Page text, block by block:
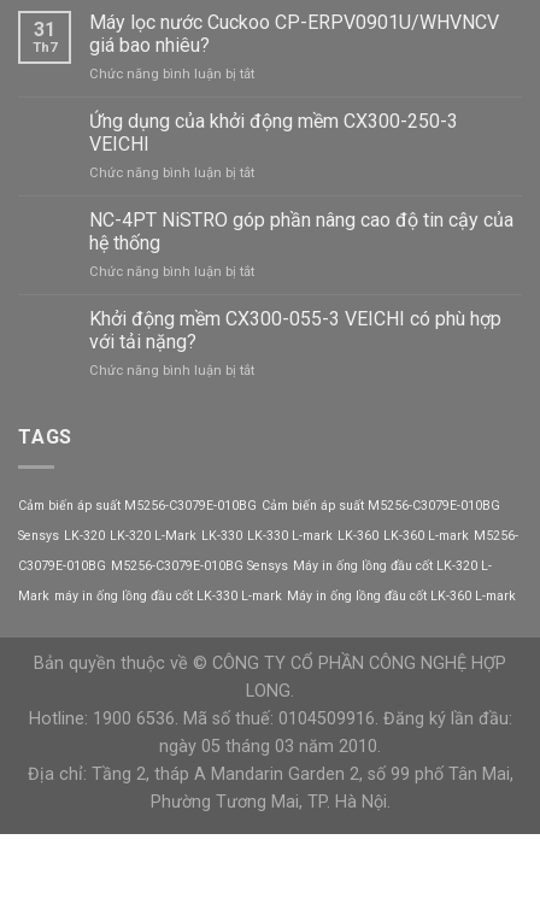
31
Th7
Máy lọc nước Cuckoo CP-ERPV0901U/WHVNCV
giá bao nhiêu?
Chức năng bình luận bị tắtở
lọc
nước
CP-
giá
Ứng dụng của khởi động mềm CX300-250-3
VEICHI
Chức năng bình luận bị tắtở
dụng
của
động
CX300-
VEICHI
NC-4PT NiSTRO góp phần nâng cao độ tin cậy của
hệ thống
Chức năng bình luận bị tắtở
4PT
phần
của
thống
Khởi động mềm CX300-055-3 VEICHI có phù hợp
với tải nặng?
Chức năng bình luận bị tắtở
VEICHI
có
hợp
với
nặng?
TAGS
Cảm biến áp suất M5256-C3079E-010BG Cảm biến áp suất M5256-C3079E-010BG
Sensys LK-320 LK-320 L-Mark LK-330 LK-330 L-mark LK-360 LK-360 L-mark M5256-
C3079E-010BG M5256-C3079E-010BG Sensys Máy in ống lồng đầu cốt LK-320 L-
Mark máy in ống lồng đầu cốt LK-330 L-mark Máy in ống lồng đầu cốt LK-360 L-mark
Bản quyền thuộc về © CÔNG TY CỔ PHẦN CÔNG NGHỆ HỢP
LONG.
Hotline: 1900 6536. Mã số thuế: 0104509916. Đăng ký lần đầu:
ngày 05 tháng 03 năm 2010.
Địa chỉ: Tầng 2, tháp A Mandarin Garden 2, số 99 phố Tân Mai,
Phường Tương Mai, TP. Hà Nội.